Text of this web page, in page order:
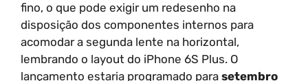
fino, o que pode exigir um redesenho na
disposição dos componentes internos para
acomodar a segunda lente na horizontal,
lembrando o layout do iPhone 6S Plus. O
lançamento estaria programado para setembro